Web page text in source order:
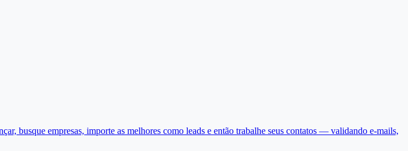
busque empresas, importe as melhores como leads e então trabalhe seus contatos — validando e-mails,